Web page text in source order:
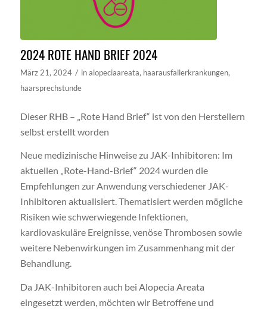
2024 ROTE HAND BRIEF 2024
März 21, 2024 / inalopeciaareata, haarausfallerkrankungen,
haarsprechstunde
Dieser RHB – „Rote Hand Brief“ ist von den Herstellern
selbst erstellt worden
Neue medizinische Hinweise zu JAK-Inhibitoren: Im
aktuellen „Rote-Hand-Brief“ 2024 wurden die
Empfehlungen zur Anwendung verschiedener JAK-
Inhibitoren aktualisiert. Thematisiert werden mögliche
Risiken wie schwerwiegende Infektionen,
kardiovaskuläre Ereignisse, venöse Thrombosen sowie
weitere Nebenwirkungen im Zusammenhang mit der
Behandlung.
Da JAK-Inhibitoren auch bei Alopecia Areata
eingesetzt werden, möchten wir Betroffene und